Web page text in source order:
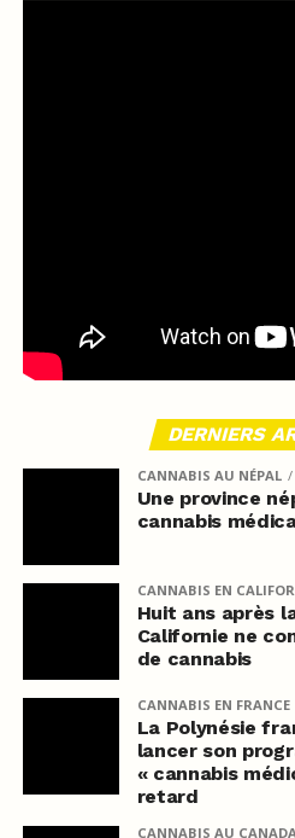
DERNIERS
CANNABIS AU NÉPAL
Une province
cannabis
CANNABIS EN
Huit ans après
Californie ne
de cannabis
CANNABIS EN FRANCE
La Polynésie
lancer son
« cannabis
retard
CANNABIS AU